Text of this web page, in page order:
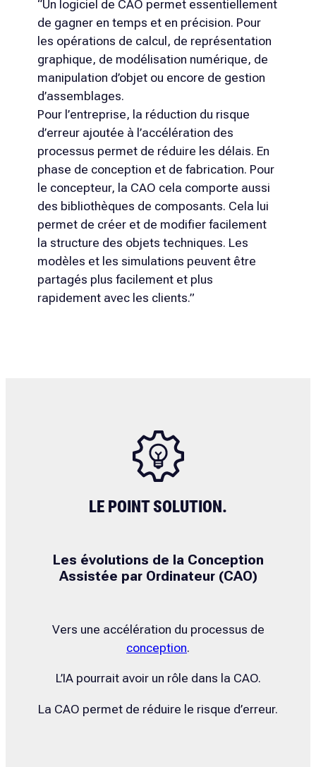
“Un logiciel de CAO permet essentiellement
de gagner en temps et en précision. Pour
les opérations de calcul, de représentation
graphique, de modélisation numérique, de
manipulation d’objet ou encore de gestion
d’assemblages.
Pour l’entreprise, la réduction du risque
d’erreur ajoutée à l’accélération des
processus permet de réduire les délais. En
phase de conception et de fabrication. Pour
le concepteur, la CAO cela comporte aussi
des bibliothèques de composants. Cela lui
permet de créer et de modifier facilement
la structure des objets techniques. Les
modèles et les simulations peuvent être
partagés plus facilement et plus
rapidement avec les clients.”
LE POINT SOLUTION.
Les évolutions de la Conception
Assistée par Ordinateur (CAO)
Vers une accélération du processus de
conception.
L’IA pourrait avoir un rôle dans la CAO.
La CAO permet de réduire le risque d’erreur.